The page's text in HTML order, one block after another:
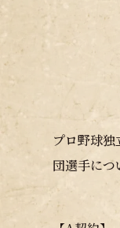
プロ野球
団選手につ